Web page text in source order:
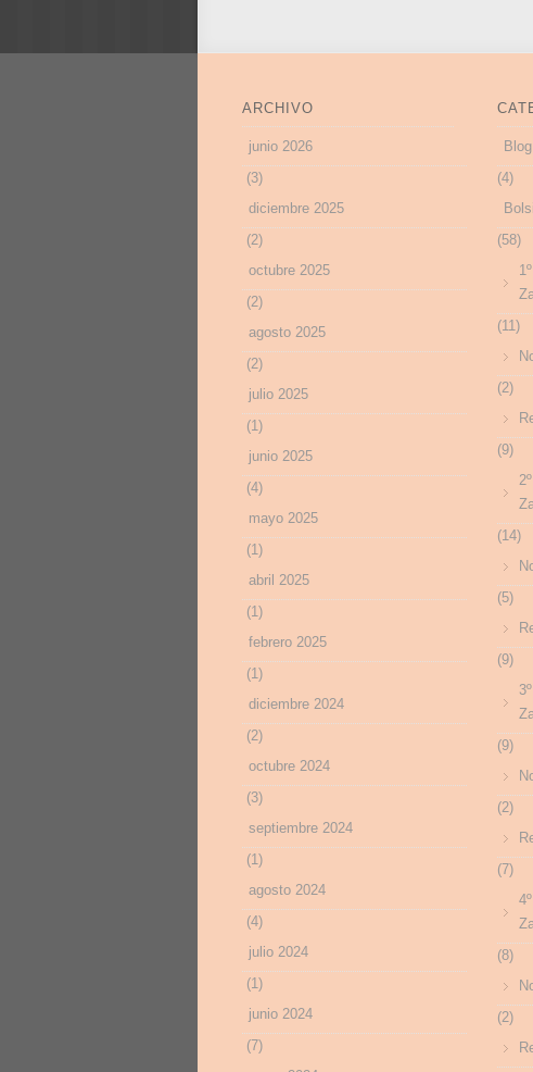
ARCHIVO
junio 2026
(3)
diciembre 2025
(2)
octubre 2025
(2)
agosto 2025
(2)
julio 2025
(1)
junio 2025
(4)
mayo 2025
(1)
abril 2025
(1)
febrero 2025
(1)
diciembre 2024
(2)
octubre 2024
(3)
septiembre 2024
(1)
agosto 2024
(4)
julio 2024
(1)
junio 2024
(7)
Blog
(4)
(58)
(11)
(2)
(9)
(14)
(5)
(9)
(9)
(2)
(7)
(8)
(2)